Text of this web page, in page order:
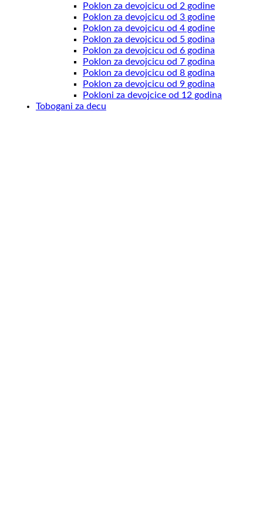
Poklon za devojcicu od 2 godine
Poklon za devojcicu od 3 godine
Poklon za devojcicu od 4 godine
Poklon za devojcicu od 5 godina
Poklon za devojcicu od 6 godina
Poklon za devojcicu od 7 godina
Poklon za devojcicu od 8 godina
Poklon za devojcicu od 9 godina
Pokloni za devojcice od 12 godina
Tobogani za decu